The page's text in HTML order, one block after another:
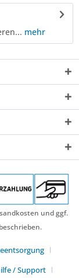
mehr
und ggf.
/ Support